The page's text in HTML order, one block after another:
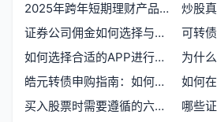
2025年跨年短期理财产品利率一览
炒股
证券公司佣金如何选择与比较
如何选择合适的APP进行可转债投资
皓元转债申购指南：如何通过股票账户进行操作
买入股票时需要遵循的六大规则